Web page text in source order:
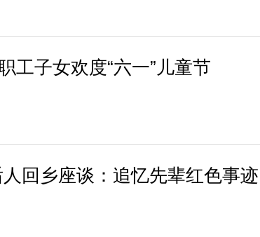
工子女欢度“六一”儿童节
回乡座谈：追忆先辈红色事